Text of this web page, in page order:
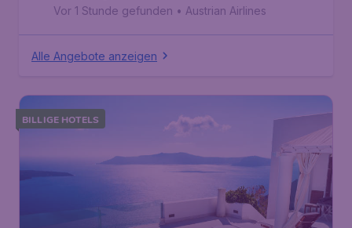
Vor 1 Stunde gefunden • Austrian Airlines
Alle Angebote anzeigen
BILLIGE HOTELS